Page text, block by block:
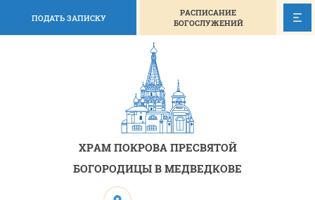
ПОДАТЬ ЗАПИСКУ
РАСПИСАНИЕ
БОГОСЛУЖЕНИЙ
ХРАМ ПОКРОВА ПРЕСВЯТОЙ
БОГОРОДИЦЫ В МЕДВЕДКОВЕ